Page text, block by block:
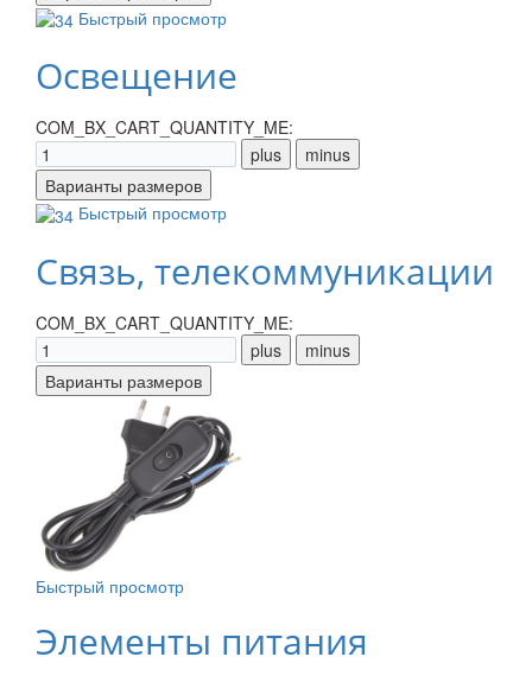
Быстрый просмотр
Освещение
COM_BX_CART_QUANTITY_ME:
Быстрый просмотр
Связь, телекоммуникации
COM_BX_CART_QUANTITY_ME:
Быстрый просмотр
Элементы питания